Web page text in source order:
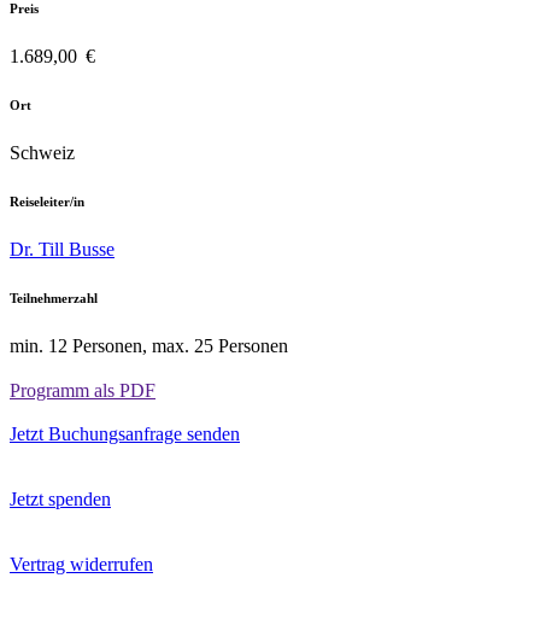
Preis
1.689,00 €
Ort
Schweiz
Reiseleiter/in
Dr. Till Busse
Teilnehmerzahl
min. 12 Personen, max. 25 Personen
Programm als PDF
Jetzt Buchungsanfrage senden
Jetzt spenden
Vertrag widerrufen